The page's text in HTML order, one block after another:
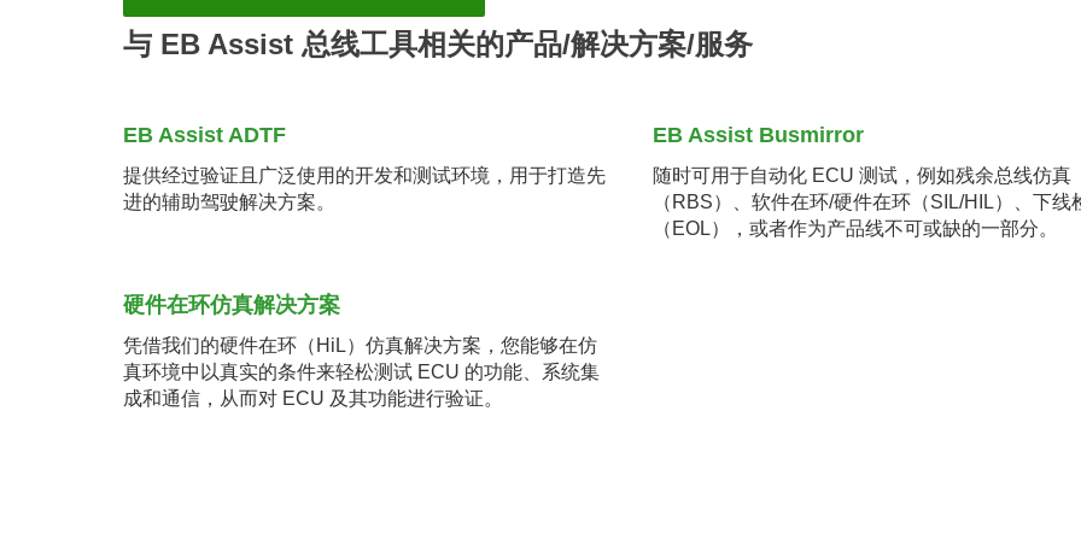
与 EB Assist 总线工具相关的产品/解决方案/服务
EB Assist ADTF
提供经过验证且广泛使用的开发和测试环境，用于打造先
进的辅助驾驶解决方案。
EB Assist Busmirror
随时可用于自动化 ECU 测试，例如残余总线仿真
（RBS）、软件在环/硬件在环（SIL/HIL）、下线
（EOL），或者作为产品线不可或缺的一部分。
硬件在环仿真解决方案
凭借我们的硬件在环（HiL）仿真解决方案，您能够在仿
真环境中以真实的条件来轻松测试 ECU 的功能、系统集
成和通信，从而对 ECU 及其功能进行验证。